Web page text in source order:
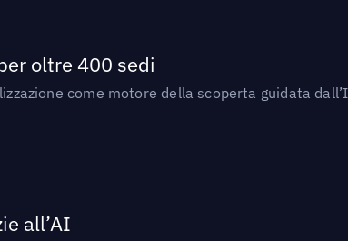
oltre 400 sedi
come motore della scoperta guidata
all’AI